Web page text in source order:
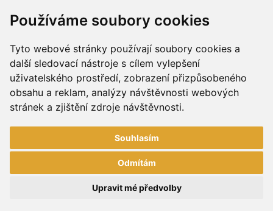
Používáme soubory cookies
Tyto webové stránky používají soubory cookies a
další sledovací nástroje s cílem vylepšení
uživatelského prostředí, zobrazení přizpůsobeného
obsahu a reklam, analýzy návštěvnosti webových
stránek a zjištění zdroje návštěvnosti.
Souhlasím
Odmítám
Upravit mé předvolby